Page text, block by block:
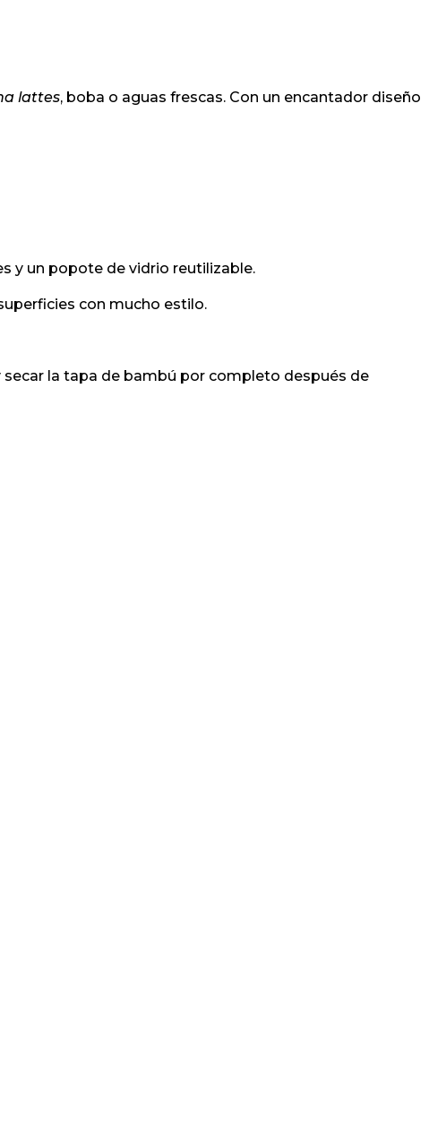
lattes, boba o aguas frescas. Con un encantador diseño
y un popote de vidrio reutilizable.
con mucho estilo.
secar la tapa de bambú por completo después de